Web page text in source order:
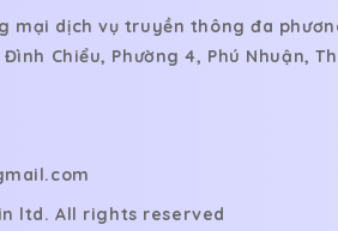
mại dịch vụ truyền thông đa
Chiểu, Phường 4, Phú Nhuận,
ltd. All rights reserved